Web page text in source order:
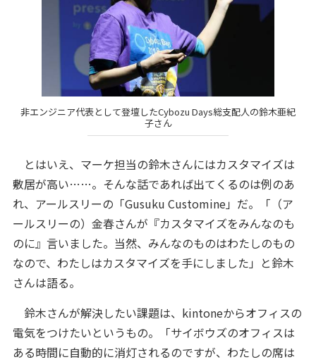
非エンジニア代表として登壇したCybozu Days総支配人の鈴木亜紀
子さん
とはいえ、マーケ担当の鈴木さんにはカスタマイズは
敷居が高い……。そんな話であれば出てくるのは例のあ
れ、アールスリーの「Gusuku Customine」だ。「（ア
ールスリーの）金春さんが『カスタマイズをみんなのも
のに』言いました。当然、みんなのものはわたしのもの
なので、わたしはカスタマイズを手にしました」と鈴木
さんは語る。
鈴木さんが解決したい課題は、kintoneからオフィスの
電気をつけたいというもの。「サイボウズのオフィスは
ある時間に自動的に消灯されるのですが、わたしの席は